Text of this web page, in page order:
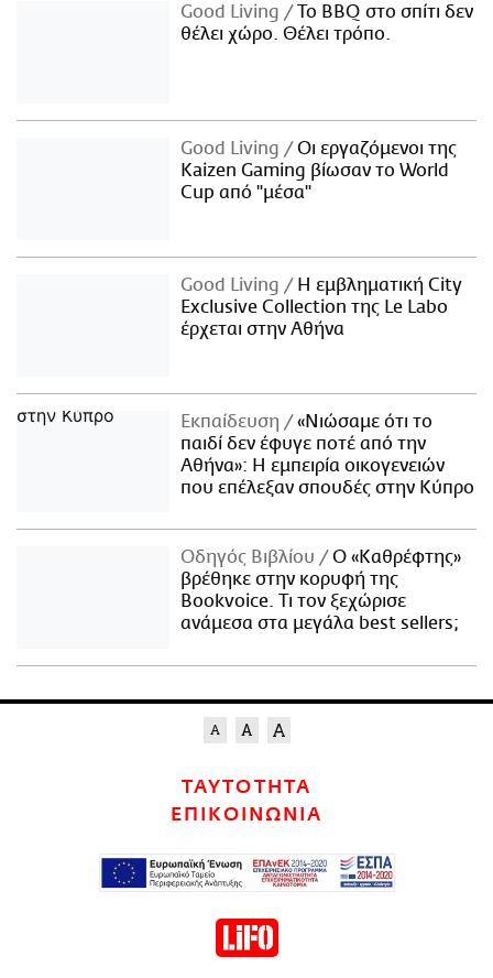
Good Living
Το BBQ στο σπίτι δεν
θέλει χώρο. Θέλει τρόπο.
Good Living
Οι εργαζόμενοι της
Kaizen Gaming βίωσαν το World
Cup από "μέσα"
Good Living
Η εμβληματική City
Exclusive Collection της Le Labo
έρχεται στην Αθήνα
Εκπαίδευση
«Νιώσαμε ότι το
παιδί δεν έφυγε ποτέ από την
Αθήνα»: Η εμπειρία οικογενειών
που επέλεξαν σπουδές στην Κύπρο
Οδηγός Βιβλίου
Ο «Καθρέφτης»
βρέθηκε στην κορυφή της
Bookvoice. Τι τον ξεχώρισε
ανάμεσα στα μεγάλα best sellers;
ΤΑΥΤΟΤΗΤΑ
ΕΠΙΚΟΙΝΩΝΙΑ